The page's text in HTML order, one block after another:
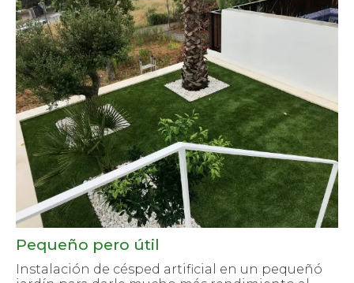
Pequeño pero útil
Instalación de césped artificial en un pequeñó